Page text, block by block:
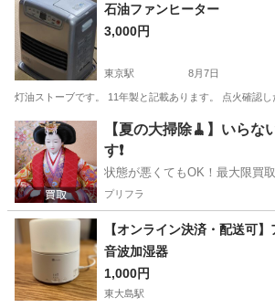
石油ファンヒーター
3,000円
東京駅 8月7日
灯油ストーブです。 11年製と記載あります。 点火確認
東京 中央区 東京駅 季節、空調家電
【夏の大掃除🧹】いらな
す❗️
状態が悪くてもOK！最大限買
プリフラ
【オンライン決済・配送可
音波加湿器
1,000円
東大島駅